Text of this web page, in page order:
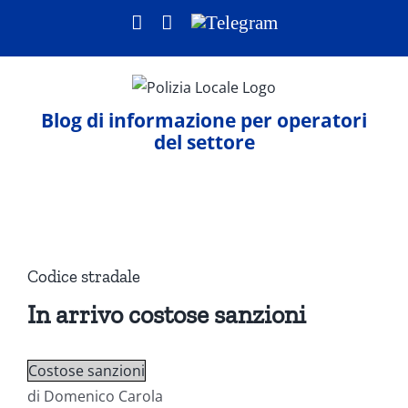
contenuto
Facebook
LinkedIn
Telegram
Blog di informazione per operatori
del settore
immagine
Codice stradale
In arrivo costose sanzioni
Costose sanzioni
di Domenico Carola